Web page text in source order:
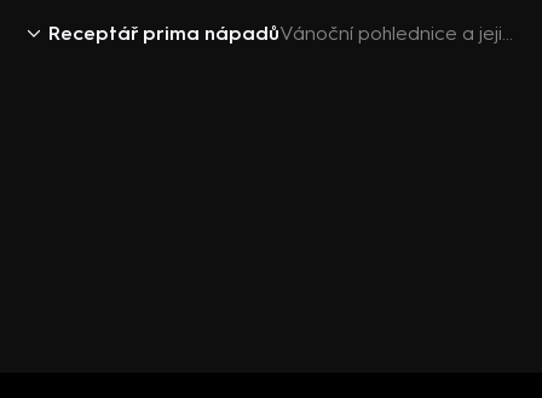
Receptář prima nápadů Vánoční pohlednice a jejich historie